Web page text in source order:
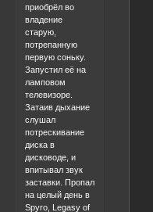
приобрёл во
владение
старую,
потрепанную
первую соньку.
Запустил её на
ламповом
телевизоре.
Затаив дыхание
слушал
потрескивание
диска в
дисководе, и
впитывал звук
заставки. Пропал
на целый день в
Spyro, Legasy of